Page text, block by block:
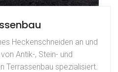
Heckenschneiden an und
Antik-, Stein- und
Terrassenbau spezialisiert.